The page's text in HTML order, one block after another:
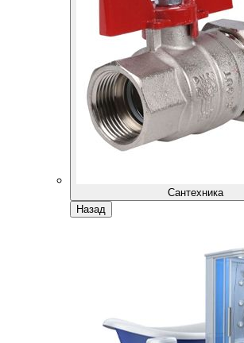
Сантехника
Назад